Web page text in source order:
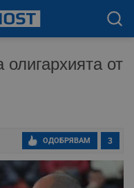
от
3
ОДОБРЯВАМ